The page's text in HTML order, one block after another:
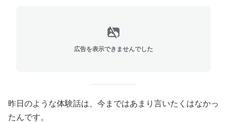
広告を表示できませんでした
昨日のような体験話は、今まではあまり言いたくはなかっ
たんです。